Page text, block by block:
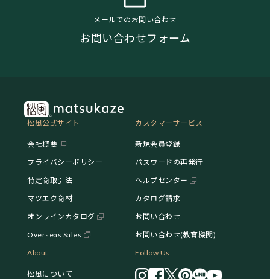
メールでのお問い合わせ
お問い合わせフォーム
松風公式サイト
会社概要
プライバシーポリシー
特定商取引法
マツエク商材
オンラインカタログ
Overseas Sales
カスタマーサービス
新規会員登録
パスワードの再発行
ヘルプセンター
カタログ請求
お問い合わせ
お問い合わせ(教育機関)
About
松風について
Follow Us